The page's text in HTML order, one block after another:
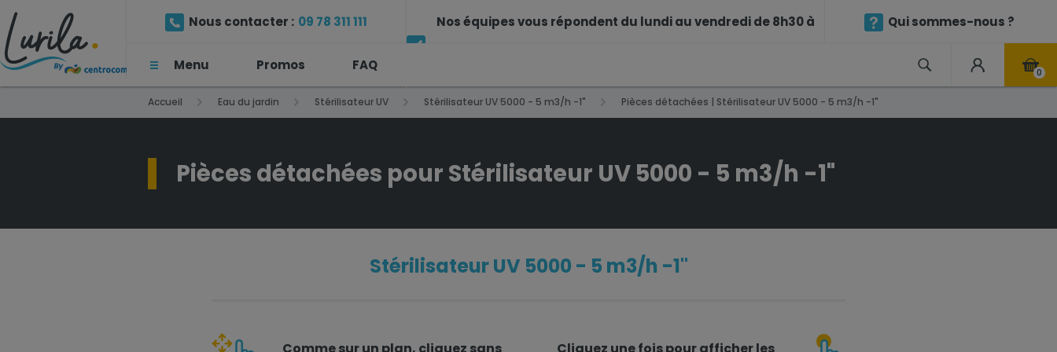
Nous contacter : 09 78 311 111
(Prix d'un appel local)
Nos équipes vous répondent du lundi au vendredi de 8h30 à Qui sommes-nous ?
Menu Promos FAQ 0
Accueil Eau du jardin Stérilisateur UV Stérilisateur UV 5000 - 5 m3/h -1" Pièces détachées | Stérilisateur UV 5000 - 5 m3/h -1"
Pièces détachées pour Stérilisateur UV 5000 - 5 m3/h -1"
Stérilisateur UV 5000 - 5 m3/h -1"